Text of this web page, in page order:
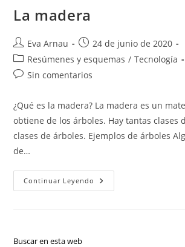
La madera
Autor
de
la
entrada:
Eva Arnau
Publicación
de
la
entrada:
24 de junio de 2020
Categoría
de
Resúmenes y esquemas / Tecnología
Comentarios
la
entrada:
Sin comentarios
¿Qué es la madera? La madera es un
obtiene de los árboles. Hay tantas clases
clases de árboles. Ejemplos de árboles
de…
Continuar Leyendo La
Madera
Buscar en esta web